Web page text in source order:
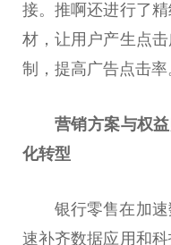
接。推啊还进行了
材，让用户产生点
制，提高广告点击率
营销方案与权
化转型
银行零售在加
速补齐数据应用和